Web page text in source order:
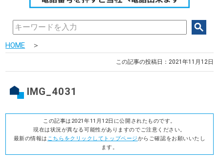
HOME ＞
この記事の投稿日：2021年11月12日
IMG_4031
この記事は2021年11月12日に公開されたものです。
現在は状況が異なる可能性がありますのでご注意ください。
最新の情報は こちらをクリックしてトップページからご確認をお願いいたし
ます。